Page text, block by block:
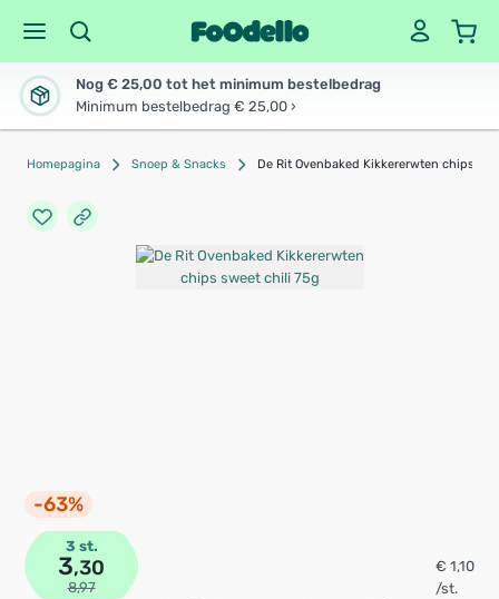
Nog € 25,00 tot het minimum bestelbedrag
Minimum bestelbedrag € 25,00 ›
Homepagina Snoep & Snacks De Rit Ovenbaked Kikkererwten chips
-63%
3 st.
3,30
8,97
€ 1,10
/st.